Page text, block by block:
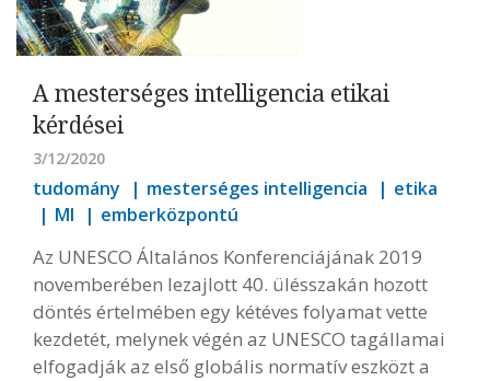
A mesterséges intelligencia etikai
kérdései
3/12/2020
tudomány mesterséges intelligencia
etika
MI
emberközpontú
Az UNESCO Általános Konferenciájának 2019
novemberében lezajlott 40. ülésszakán hozott
döntés értelmében egy kétéves folyamat vette
kezdetét, melynek végén az UNESCO tagállamai
elfogadják az első globális normatív eszközt a